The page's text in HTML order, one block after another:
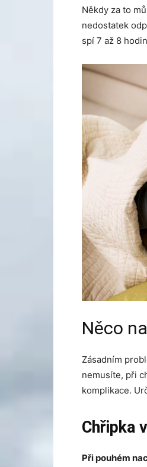
Někdy za to
nedostatek
spí 7 až 8
Něco
Zásadním
nemusíte, při
komplikace.
Chřipka
Při pouhém